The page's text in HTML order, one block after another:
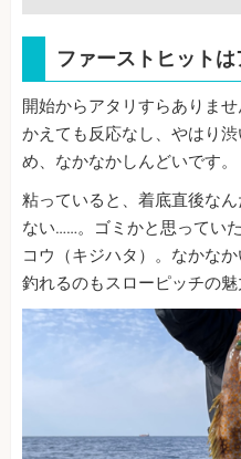
ファーストヒットは
開始からアタリすらありま
かえても反応なし、やはり
め、なかなかしんどいです。
粘っていると、着底直後な
ない……。ゴミかと思ってい
コウ（キジハタ）。なかな
釣れるのもスローピッチの魅